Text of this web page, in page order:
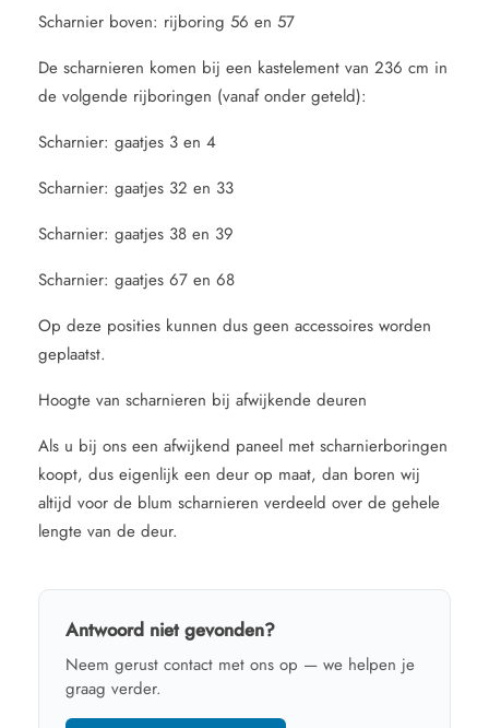
Scharnier boven: rijboring 56 en 57
De scharnieren komen bij een kastelement van 236 cm in
de volgende rijboringen (vanaf onder geteld):
Scharnier: gaatjes 3 en 4
Scharnier: gaatjes 32 en 33
Scharnier: gaatjes 38 en 39
Scharnier: gaatjes 67 en 68
Op deze posities kunnen dus geen accessoires worden
geplaatst.
Hoogte van scharnieren bij afwijkende deuren
Als u bij ons een afwijkend paneel met scharnierboringen
koopt, dus eigenlijk een deur op maat, dan boren wij
altijd voor de blum scharnieren verdeeld over de gehele
lengte van de deur.
Antwoord niet gevonden?
Neem gerust contact met ons op — we helpen je
graag verder.